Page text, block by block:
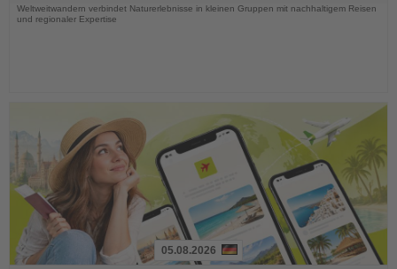
Weltweitwandern verbindet Naturerlebnisse in kleinen Gruppen mit nachhaltigem Reisen
und regionaler Expertise
05.08.2026